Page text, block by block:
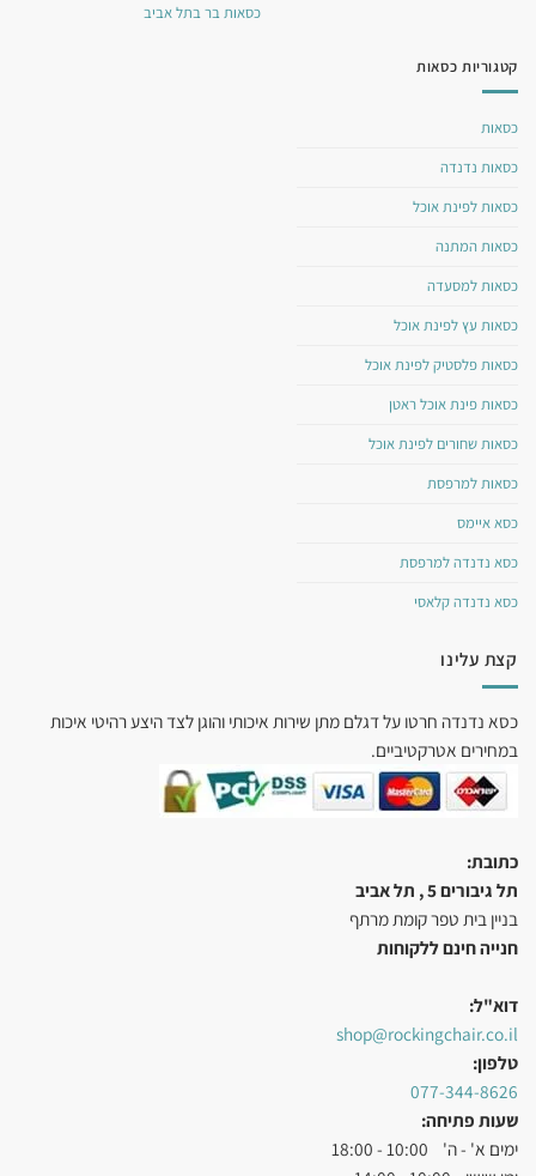
קצת עלינו
כסא נדנדה חרטו על דגלם מתן שירות איכותי והוגן לצד היצע רהיטי איכות
במחירים אטרקטיביים.
כתובת:
תל גיבורים 5 , תל אביב
בניין בית טפר קומת מרתף
חנייה חינם ללקוחות
דוא"ל:
shop@rockingchair.co.il
טלפון:
077-344-8626
שעות פתיחה:
ימים א' - ה' 10:00 - 18:00
כסאות בר בתל אביב
קטגוריות כסאות
כסאות
כסאות נדנדה
כסאות לפינת אוכל
כסאות המתנה
כסאות למסעדה
כסאות עץ לפינת אוכל
כסאות פלסטיק לפינת אוכל
כסאות פינת אוכל ראטן
כסאות שחורים לפינת אוכל
כסאות למרפסת
כסא איימס
כסא נדנדה למרפסת
כסא נדנדה קלאסי